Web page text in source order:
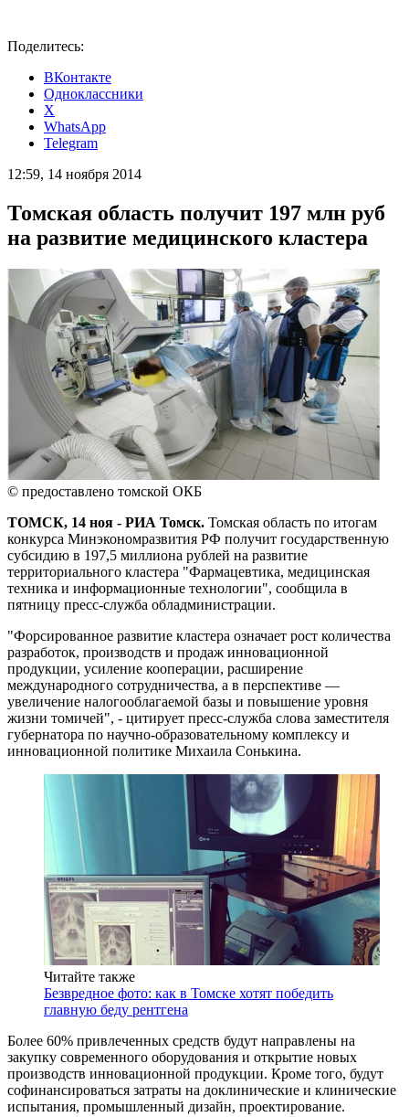
Поделитесь:
ВКонтакте
Одноклассники
X
WhatsApp
Telegram
12:59, 14 ноября 2014
Томская область получит 197 млн руб
на развитие медицинского кластера
© предоставлено томской ОКБ
ТОМСК, 14 ноя - РИА Томск. Томская область по итогам
конкурса Минэкономразвития РФ получит государственную
субсидию в 197,5 миллиона рублей на развитие
территориального кластера "Фармацевтика, медицинская
техника и информационные технологии", сообщила в
пятницу пресс-служба обладминистрации.
"Форсированное развитие кластера означает рост количества
разработок, производств и продаж инновационной
продукции, усиление кооперации, расширение
международного сотрудничества, а в перспективе —
увеличение налогооблагаемой базы и повышение уровня
жизни томичей", - цитирует пресс-служба слова заместителя
губернатора по научно-образовательному комплексу и
инновационной политике Михаила Сонькина.
Читайте также
Безвредное фото: как в Томске хотят победить
главную беду рентгена
Более 60% привлеченных средств будут направлены на
закупку современного оборудования и открытие новых
производств инновационной продукции. Кроме того, будут
софинансироваться затраты на доклинические и клинические
испытания, промышленный дизайн, проектирование.